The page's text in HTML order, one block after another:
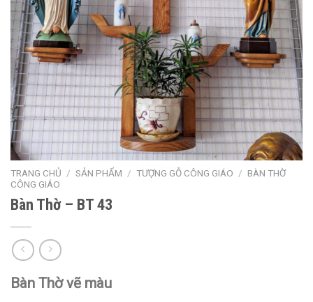
TRANG CHỦ / SẢN PHẨM / TƯỢNG GỖ CÔNG GIÁO / BÀN THỜ
CÔNG GIÁO
Bàn Thờ – BT 43
Bàn Thờ vẽ màu